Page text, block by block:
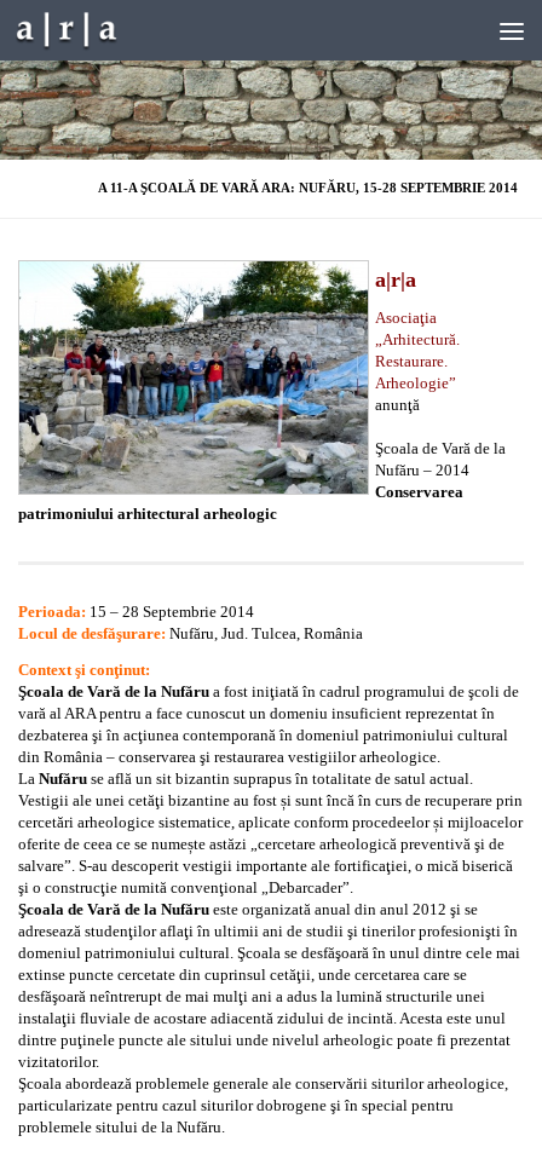
Skip to content
A 11-A ŞCOALĂ DE VARĂ ARA: NUFĂRU, 15-28 SEPTEMBRIE 2014
a|r|a
Asociaţia
„Arhitectură.
Restaurare.
Arheologie”
anunţă
Şcoala de Vară de la
Nufăru – 2014
Conservarea
patrimoniului arhitectural arheologic
Perioada: 15 – 28 Septembrie 2014
Locul de desfăşurare: Nufăru, Jud. Tulcea, România
Context şi conţinut:
Şcoala de Vară de la Nufăru a fost iniţiată în cadrul programului de şcoli de
vară al ARA pentru a face cunoscut un domeniu insuficient reprezentat în
dezbaterea şi în acţiunea contemporană în domeniul patrimoniului cultural
din România – conservarea şi restaurarea vestigiilor arheologice.
La Nufăru se află un sit bizantin suprapus în totalitate de satul actual.
Vestigii ale unei cetăţi bizantine au fost și sunt încă în curs de recuperare prin
cercetări arheologice sistematice, aplicate conform procedeelor și mijloacelor
oferite de ceea ce se numește astăzi „cercetare arheologică preventivă şi de
salvare”. S-au descoperit vestigii importante ale fortificaţiei, o mică biserică
şi o construcţie numită convenţional „Debarcader”.
Şcoala de Vară de la Nufăru este organizată anual din anul 2012 şi se
adresează studenţilor aflaţi în ultimii ani de studii şi tinerilor profesionişti în
domeniul patrimoniului cultural. Şcoala se desfăşoară în unul dintre cele mai
extinse puncte cercetate din cuprinsul cetăţii, unde cercetarea care se
desfăşoară neîntrerupt de mai mulţi ani a adus la lumină structurile unei
instalaţii fluviale de acostare adiacentă zidului de incintă. Acesta este unul
dintre puţinele puncte ale sitului unde nivelul arheologic poate fi prezentat
vizitatorilor.
Şcoala abordează problemele generale ale conservării siturilor arheologice,
particularizate pentru cazul siturilor dobrogene şi în special pentru
problemele sitului de la Nufăru.